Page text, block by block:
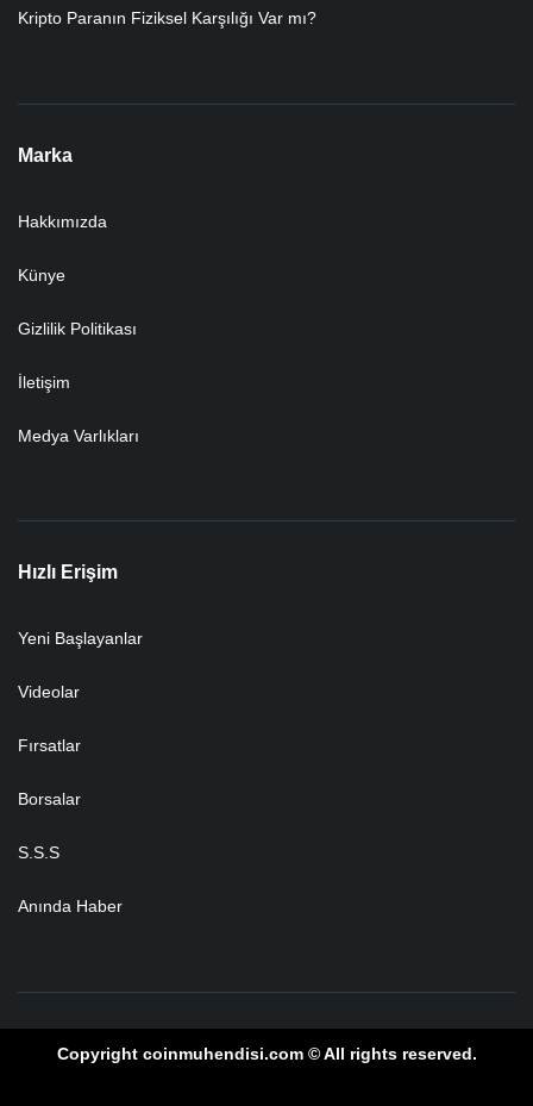
Kripto Paranın Fiziksel Karşılığı Var mı?
Marka
Hakkımızda
Künye
Gizlilik Politikası
İletişim
Medya Varlıkları
Hızlı Erişim
Yeni Başlayanlar
Videolar
Fırsatlar
Borsalar
S.S.S
Anında Haber
Copyright coinmuhendisi.com © All rights reserved.